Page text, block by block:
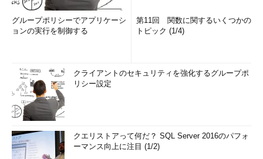
監査官の発言
「開発対象の一覧を見ていると当初の要件
これらは何ですか」
矢見雲マネージャの発言
「それらはシステムとして品質を高めるた
めに、われわれが考えて便利な機能やレポ
ートを開発に盛り込んだのですよ。おまけ
グループポリシーでアプリケーシ
ョンの実行を制御する
第11回 関数に関するいくつかの
トピック (1/4)
クライアントのセキュリティを強化するグループポ
リシー設定
クエリストアって何だ？ SQL Server 2016のパフォ
ーマンス向上に注目 (1/2)